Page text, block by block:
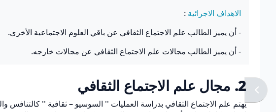
الاهداف الاجرائية :
- أن يميز الطالب علم الاجتماع الثقافي عن باقي العلوم الاجتماعية الأخرى.
- أن يميز الطالب مجالات علم الاجتماع الثقافي عن مجالات خارجه.
2. مجال علم الاجتماع الثقافي
يهتم علم الاجتماع الثقافي بدراسة العمليات '' السوسيو – ثقافية '' كالتنافس